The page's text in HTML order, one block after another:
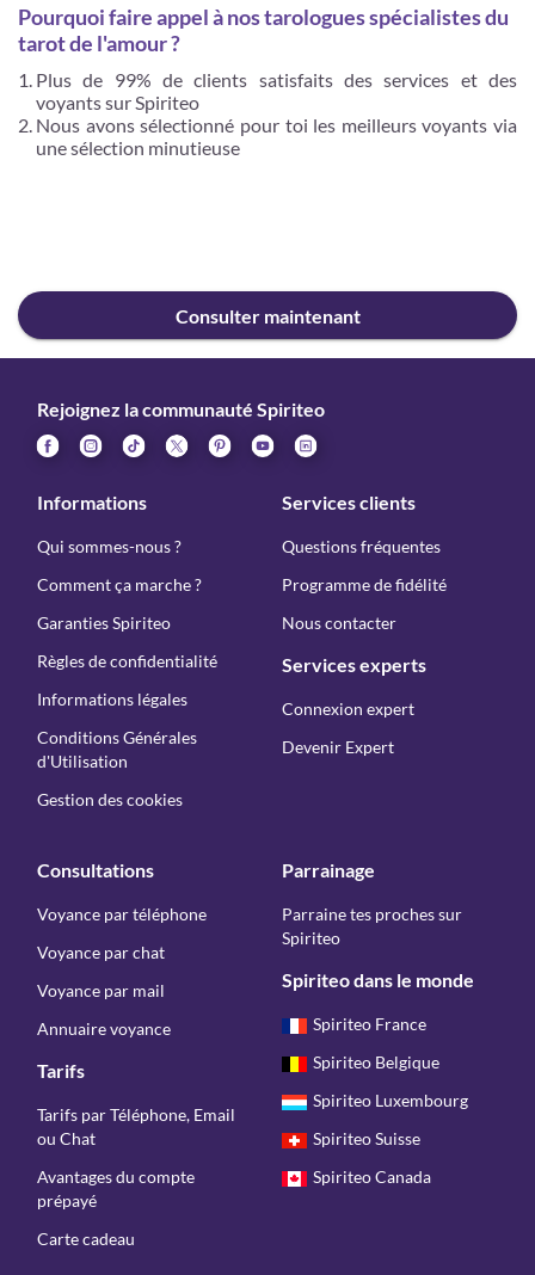
Pourquoi faire appel à nos tarologues spécialistes du
tarot de l'amour ?
Plus de 99% de clients satisfaits des services et des
voyants sur Spiriteo
Nous avons sélectionné pour toi les meilleurs voyants via
une sélection minutieuse
Consulter maintenant
Rejoignez la communauté Spiriteo
Informations
Qui sommes-nous ?
Comment ça marche ?
Garanties Spiriteo
Règles de confidentialité
Informations légales
Conditions Générales
d'Utilisation
Gestion des cookies
Services clients
Questions fréquentes
Programme de fidélité
Nous contacter
Services experts
Connexion expert
Devenir Expert
Consultations
Voyance par téléphone
Voyance par chat
Voyance par mail
Annuaire voyance
Tarifs
Tarifs par Téléphone, Email
ou Chat
Avantages du compte
prépayé
Carte cadeau
Parrainage
Parraine tes proches sur
Spiriteo
Spiriteo dans le monde
Spiriteo France
Spiriteo Belgique
Spiriteo Luxembourg
Spiriteo Suisse
Spiriteo Canada